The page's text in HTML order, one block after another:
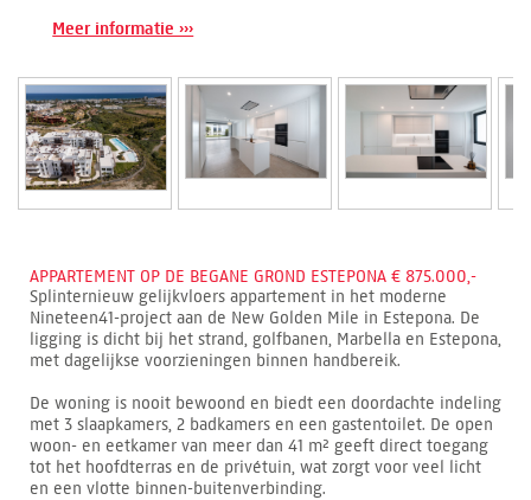
Meer informatie ›››
APPARTEMENT OP DE BEGANE GROND ESTEPONA € 875.000,-
Splinternieuw gelijkvloers appartement in het moderne
Nineteen41-project aan de New Golden Mile in Estepona. De
ligging is dicht bij het strand, golfbanen, Marbella en Estepona,
met dagelijkse voorzieningen binnen handbereik.
De woning is nooit bewoond en biedt een doordachte indeling
met 3 slaapkamers, 2 badkamers en een gastentoilet. De open
woon- en eetkamer van meer dan 41 m² geeft direct toegang
tot het hoofdterras en de privétuin, wat zorgt voor veel licht
en een vlotte binnen-buitenverbinding.